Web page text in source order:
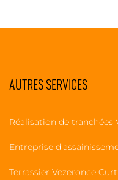
AUTRES SERVICES
Réalisation de tranchées
Entreprise
Terrassier Vezeronce